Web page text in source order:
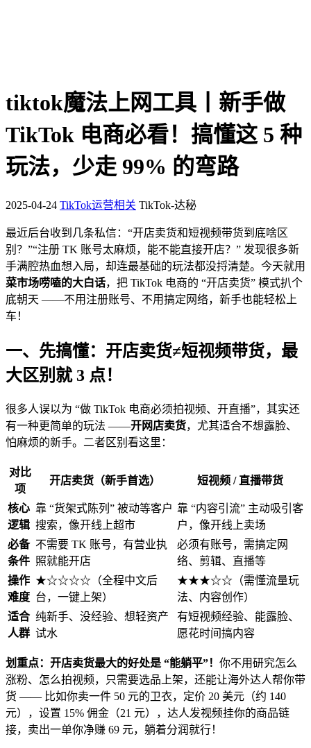
tiktok魔法上网工具丨新手做
TikTok 电商必看！搞懂这 5 种
玩法，少走 99% 的弯路
2025-04-24 TikTok运营相关 TikTok-达秘
最近后台收到几条私信：“开店卖货和短视频带货到底啥区
别？”“注册 TK 账号太麻烦，能不能直接开店？” 发现很多新
手满腔热血想入局，却连最基础的玩法都没捋清楚。今天就用
菜市场唠嗑的大白话，把 TikTok 电商的 “开店卖货” 模式扒个
底朝天 ——不用注册账号、不用搞定网络，新手也能轻松上
车！
一、先搞懂：开店卖货≠短视频带货，最
大区别就 3 点！
很多人误以为 “做 TikTok 电商必须拍视频、开直播”，其实还
有一种更简单的玩法 ——开网店卖货，尤其适合不想露脸、
怕麻烦的新手。二者区别看这里：
对比
项
开店卖货（新手首选） 短视频 / 直播带货
核心
逻辑
靠 “货架式陈列” 被动等客户
搜索，像开线上超市
靠 “内容引流” 主动吸引客
户，像开线上卖场
必备
条件
不需要 TK 账号，有营业执
照就能开店
必须有账号，需搞定网
络、剪辑、直播等
操作
难度
★☆☆☆☆（全程中文后
台，一键上架）
★★★☆☆（需懂流量玩
法、内容创作）
适合
人群
纯新手、没经验、想轻资产
试水
有短视频经验、能露脸、
愿花时间搞内容
划重点：开店卖货最大的好处是 “能躺平”！ 你不用研究怎么
涨粉、怎么拍视频，只需要选品上架，还能让海外达人帮你带
货 —— 比如你卖一件 50 元的卫衣，定价 20 美元（约 140
元），设置 15% 佣金（21 元），达人发视频挂你的商品链
接，卖出一单你净赚 69 元，躺着分润就行！